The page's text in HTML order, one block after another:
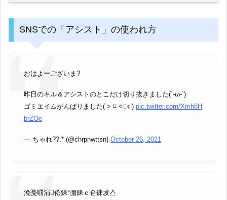
SNSでの「アシスト」の使われ方
おはよーございま?
昨日のキル＆アシストのとこだけ切り抜きました(´-ω-`)
ゴミエイムがんばりました( ˃ ⌑ ˂ഃ ) pic.twitter.com/Xmh8H
brZOe
— ちゃれ??.* (@chrpnwttsn) October 26, 2021
浼戞啯涓伀銇°倗銇ｃ仺銇犮亼